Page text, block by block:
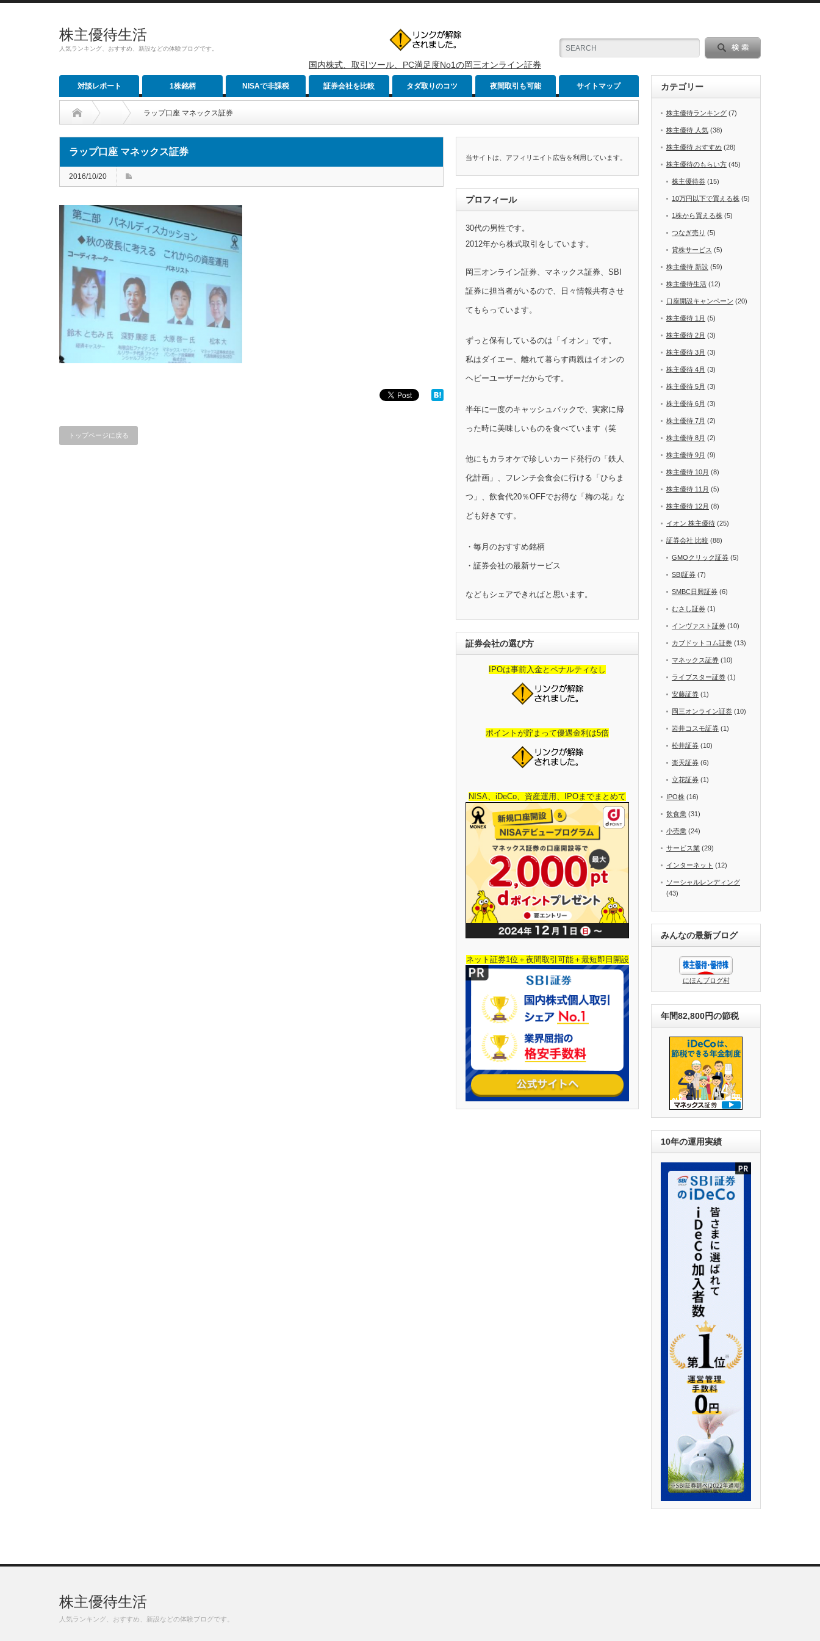
株主優待生活
人気ランキング、おすすめ、新設などの体験ブログです。
国内株式、取引ツール、PC満足度No1の岡三オンライン証券
対談レポート 1株銘柄 NISAで非課税 証券会社を比較 タダ取りのコツ 夜間取引も可能 サイトマップ
ラップ口座 マネックス証券
ラップ口座 マネックス証券
2016/10/20
トップページに戻る
当サイトは、アフィリエイト広告を利用しています。
プロフィール
30代の男性です。
2012年から株式取引をしています。
岡三オンライン証券、マネックス証券、SBI
証券に担当者がいるので、日々情報共有させ
てもらっています。
ずっと保有しているのは「イオン」です。
私はダイエー、離れて暮らす両親はイオンの
ヘビーユーザーだからです。
半年に一度のキャッシュバックで、実家に帰
った時に美味しいものを食べています（笑
他にもカラオケで珍しいカード発行の「鉄人
化計画」、フレンチ会食会に行ける「ひらま
つ」、飲食代20％OFFでお得な「梅の花」な
ども好きです。
・毎月のおすすめ銘柄
・証券会社の最新サービス
などもシェアできればと思います。
証券会社の選び方
IPOは事前入金とペナルティなし
ポイントが貯まって優遇金利は5倍
NISA、iDeCo、資産運用、IPOまでまとめて
ネット証券1位＋夜間取引可能＋最短即日開設
カテゴリー
株主優待ランキング (7)
株主優待 人気 (38)
株主優待 おすすめ (28)
株主優待のもらい方 (45)
株主優待券 (15)
10万円以下で買える株 (5)
1株から買える株 (5)
つなぎ売り (5)
貸株サービス (5)
株主優待 新設 (59)
株主優待生活 (12)
口座開設キャンペーン (20)
株主優待 1月 (5)
株主優待 2月 (3)
株主優待 3月 (3)
株主優待 4月 (3)
株主優待 5月 (3)
株主優待 6月 (3)
株主優待 7月 (2)
株主優待 8月 (2)
株主優待 9月 (9)
株主優待 10月 (8)
株主優待 11月 (5)
株主優待 12月 (8)
イオン 株主優待 (25)
証券会社 比較 (88)
GMOクリック証券 (5)
SBI証券 (7)
SMBC日興証券 (6)
むさし証券 (1)
インヴァスト証券 (10)
カブドットコム証券 (13)
マネックス証券 (10)
ライブスター証券 (1)
安藤証券 (1)
岡三オンライン証券 (10)
岩井コスモ証券 (1)
松井証券 (10)
楽天証券 (6)
立花証券 (1)
IPO株 (16)
飲食業 (31)
小売業 (24)
サービス業 (29)
インターネット (12)
ソーシャルレンディング
(43)
みんなの最新ブログ
にほんブログ村
年間82,800円の節税
10年の運用実績
株主優待生活
人気ランキング、おすすめ、新設などの体験ブログです。